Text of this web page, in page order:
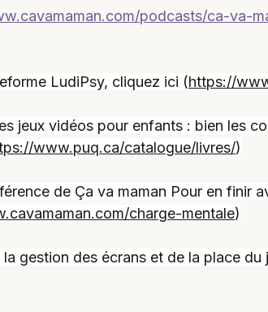
podcasts/ca-va-
LudiPsy, cliquez ici (https://
jeux vidéos pour enfants : bien les
www.puq.ca/catalogue/livres/)
de Ça va maman Pour en finir
charge-mentale)
gestion des écrans et de la place du